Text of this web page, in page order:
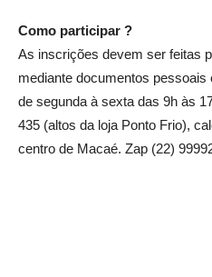
Como participar ?
As inscrições devem ser feitas
mediante documentos
de segunda à sexta das 9h às
435 (altos da loja Ponto Frio),
centro de Macaé. Zap (22)